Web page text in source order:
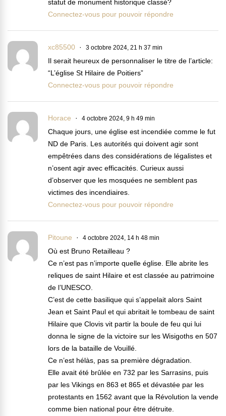
statut de monument historique classé?
Connectez-vous pour pouvoir répondre
xc85500 3 octobre 2024, 21 h 37 min
Il serait heureux de personnaliser le titre de l’article:
“L’église St Hilaire de Poitiers”
Connectez-vous pour pouvoir répondre
Horace 4 octobre 2024, 9 h 49 min
Chaque jours, une église est incendiée comme le fut
ND de Paris. Les autorités qui doivent agir sont
empêtrées dans des considérations de légalistes et
n’osent agir avec efficacités. Curieux aussi
d’observer que les mosquées ne semblent pas
victimes des incendiaires.
Connectez-vous pour pouvoir répondre
Pitoune 4 octobre 2024, 14 h 48 min
Où est Bruno Retailleau ?
Ce n’est pas n’importe quelle église. Elle abrite les
reliques de saint Hilaire et est classée au patrimoine
de l’UNESCO.
C’est de cette basilique qui s’appelait alors Saint
Jean et Saint Paul et qui abritait le tombeau de saint
Hilaire que Clovis vit partir la boule de feu qui lui
donna le signe de la victoire sur les Wisigoths en 507
lors de la bataille de Vouillé.
Ce n’est hélàs, pas sa première dégradation.
Elle avait été brûlée en 732 par les Sarrasins, puis
par les Vikings en 863 et 865 et dévastée par les
protestants en 1562 avant que la Révolution la vende
comme bien national pour être détruite.